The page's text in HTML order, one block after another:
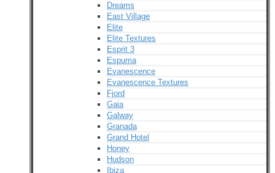
Dreams
East Village
Elite
Elite Textures
Esprit 3
Espuma
Evanescence
Evanescence Textures
Fjord
Gaia
Galway
Granada
Grand Hotel
Honey
Hudson
Ibiza